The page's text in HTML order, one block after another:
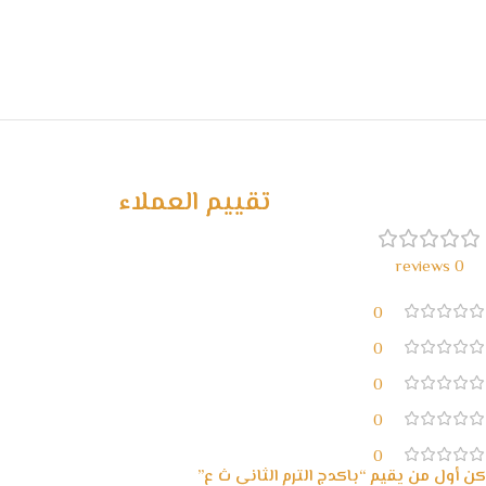
تقييم العملاء
0 reviews
0
0
0
0
0
كن أول من يقيم “باكدج الترم الثاني ث ع”